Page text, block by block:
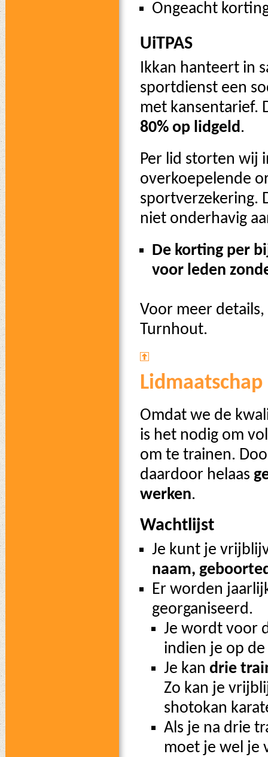
Ongeacht
UiTPAS
Ikkan hanteert in
sportdienst een
met kansentarief.
80% op lidgeld.
Per lid storten wij
overkoepelende
sportverzekering.
niet onderhavig
De korting per
voor leden
Voor meer details,
Turnhout.
Omdat we de
is het nodig om
om te trainen.
daardoor helaas
werken.
Wachtlijst
Je kunt je
naam,
Er worden
georganiseerd.
Je wordt voor
indien je op
Je kan drie
Zo kan je
shotokan
Als je na drie
moet je wel je